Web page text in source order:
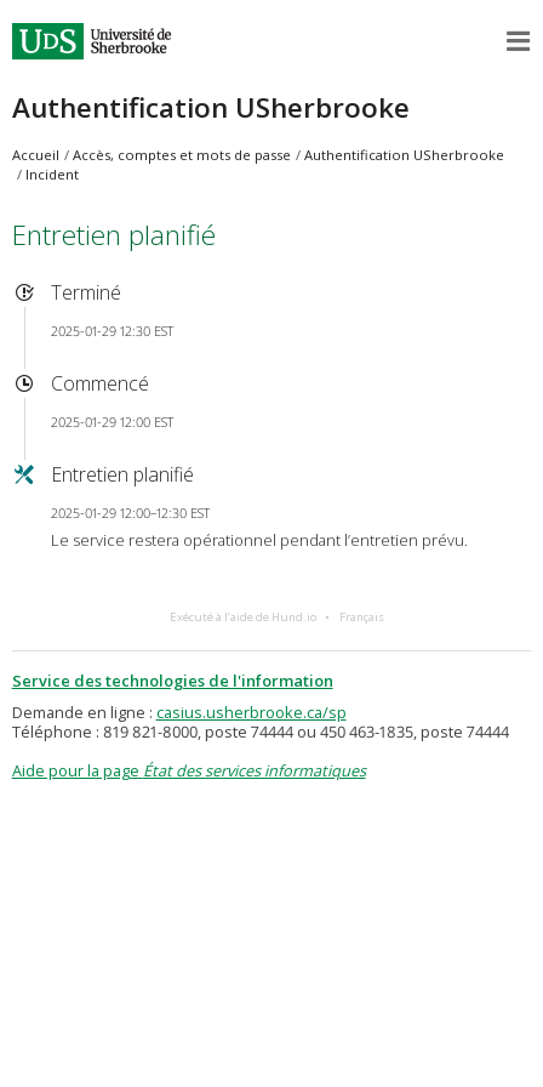
Authentification USherbrooke
Accueil Accès, comptes et mots de passe
Authentification USherbrooke
Incident
Entretien planifié
Terminé
2025-01-29 12:30 EST
Commencé
2025-01-29 12:00 EST
Entretien planifié
2025-01-29 12:00–12:30 EST
Le service restera opérationnel pendant l’entretien prévu.
Exécuté à l’aide de Hund.io Français
Service des technologies de l'information
Demande en ligne : casius.usherbrooke.ca/sp
Téléphone : 819 821-8000, poste 74444 ou 450 463-1835, poste 74444
Aide pour la page État des services informatiques